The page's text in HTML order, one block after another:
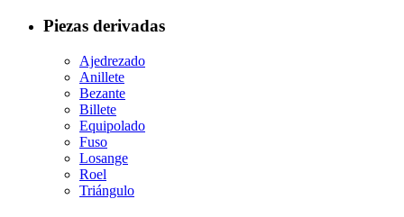
Piezas derivadas
Ajedrezado
Anillete
Bezante
Billete
Equipolado
Fuso
Losange
Roel
Triángulo